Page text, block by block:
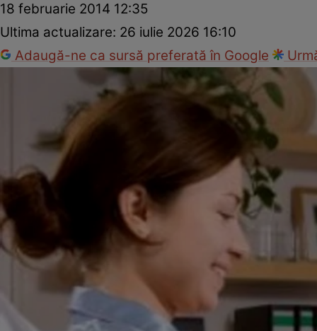
18 februarie 2014 12:35
Ultima actualizare: 26 iulie 2026 16:10
Adaugă-ne ca sursă preferată în Google